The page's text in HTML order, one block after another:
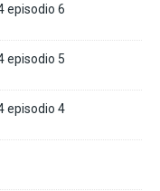
episodio 6
episodio 5
episodio 4